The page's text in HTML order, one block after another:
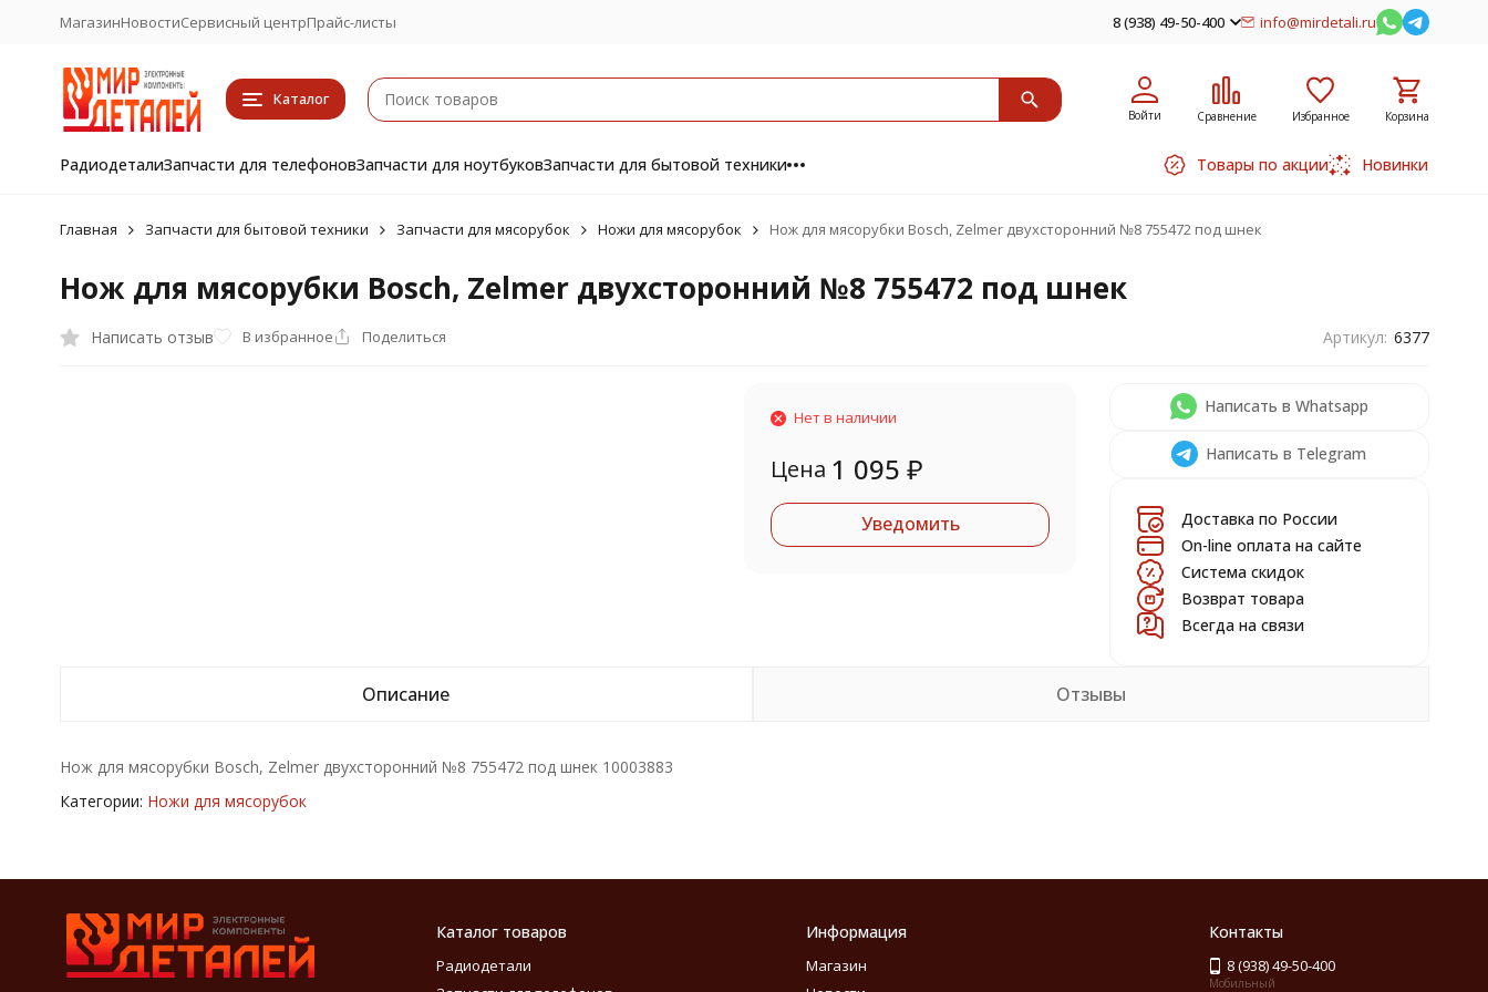
МагазинНовостиСервисный центрПрайс-листы 8 (938) 49-50-400 info@mirdetali.ru
Каталог
Войти Сравнение Избранное Корзина
РадиодеталиЗапчасти для телефоновЗапчасти для ноутбуковЗапчасти для бытовой техники Товары по акции Новинки
Главная Запчасти для бытовой техники Запчасти для мясорубок Ножи для мясорубок Нож для мясорубки Bosch, Zelmer двухсторонний №8 755472 под шнек
Нож для мясорубки Bosch, Zelmer двухсторонний №8 755472 под шнек
Написать отзыв В избранное Поделиться Артикул: 6377
Нет в наличии
Цена 1 095 ₽
Уведомить
Написать в Whatsapp
Написать в Telegram
Доставка по России
On-line оплата на сайте
Система скидок
Возврат товара
Всегда на связи
Описание Отзывы
Нож для мясорубки Bosch, Zelmer двухсторонний №8 755472 под шнек 10003883
Категории: Ножи для мясорубок
Каталог товаров
Радиодетали
Информация
Магазин
Контакты
8 (938) 49-50-400
Мобильный